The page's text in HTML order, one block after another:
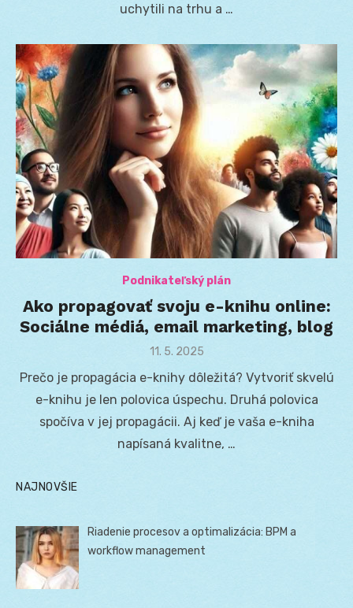
uchytili na trhu a …
Podnikateľský plán
Ako propagovať svoju e-knihu online:
Sociálne médiá, email marketing, blog
Posted
11. 5. 2025
Prečo je propagácia e-knihy dôležitá? Vytvoriť skvelú
e-knihu je len polovica úspechu. Druhá polovica
spočíva v jej propagácii. Aj keď je vaša e-kniha
napísaná kvalitne, …
NAJNOVŠIE
Riadenie procesov a optimalizácia: BPM a
workflow management